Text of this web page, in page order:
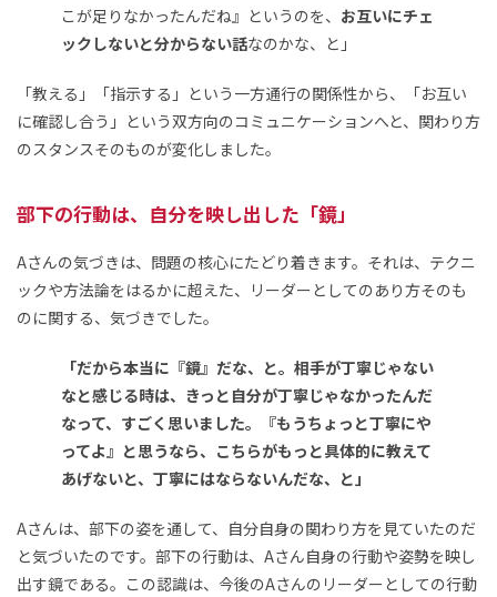
こが足りなかったんだね』というのを、 お互いにチェ
ックしないと分からない話なのかな、と」
「教える」「指示する」という一方通行の関係性から、「お互い
に確認し合う」という双方向のコミュニケーションへと、関わり方
のスタンスそのものが変化しました。
部下の行動は、自分を映し出した「鏡」
Aさんの気づきは、問題の核心にたどり着きます。それは、テクニ
ックや方法論をはるかに超えた、リーダーとしてのあり方そのも
のに関する、気づきでした。
「だから本当に『鏡』だな、と。相手が丁寧じゃない
なと感じる時は、きっと自分が丁寧じゃなかったんだ
なって、すごく思いました。『もうちょっと丁寧にや
ってよ』と思うなら、こちらがもっと具体的に教えて
あげないと、丁寧にはならないんだな、と」
Aさんは、部下の姿を通して、自分自身の関わり方を見ていたのだ
と気づいたのです。部下の行動は、Aさん自身の行動や姿勢を映し
出す鏡である。この認識は、今後のAさんのリーダーとしての行動